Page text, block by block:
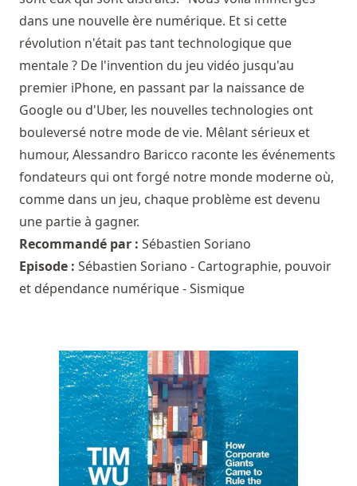
dans une nouvelle ère numérique. Et si cette
révolution n'était pas tant technologique que
mentale ? De l'invention du jeu vidéo jusqu'au
premier iPhone, en passant par la naissance de
Google ou d'Uber, les nouvelles technologies ont
bouleversé notre mode de vie. Mêlant sérieux et
humour, Alessandro Baricco raconte les événements
fondateurs qui ont forgé notre monde moderne où,
comme dans un jeu, chaque problème est devenu
une partie à gagner.
Recommandé par : Sébastien Soriano
Episode : Sébastien Soriano - Cartographie, pouvoir
et dépendance numérique - Sismique